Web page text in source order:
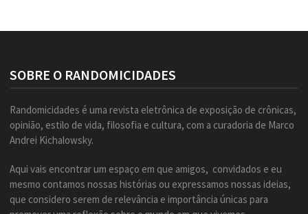
SOBRE O RANDOMICIDADES
Randomicidades é uma revista eletrônica de exposição de crônicas,
opinião, estilo de vida, filosofia e cultura, com a curadoria de Marco
Andrei Kichalowsky.
Aqui vais encontrar um espaço em que amigos, convidados e eu
mesmo contamos nossas histórias ou expressamos nossas ideias,
que considero serem de relevância e importância únicas para